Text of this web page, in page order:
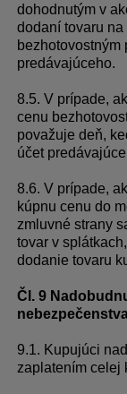
dohodnutým v
dodaní tovaru
bezhotovostným
predávajúceho.
8.5. V prípade,
cenu
považuje deň,
účet
8.6. V prípade,
kúpnu cenu do
zmluvné strany
tovar v
dodanie tovaru
Čl. 9
9.1. Kupujúci
zaplatením celej